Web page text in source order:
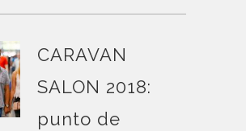
CARAVAN
SALON 2018:
punto de